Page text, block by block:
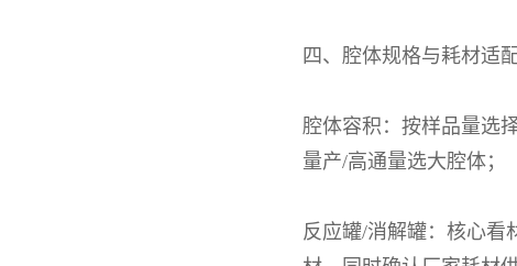
四、腔体规格与耗材适
腔体容积：按样品量选
量产/高通量选大腔体；
反应罐/消解罐：核心看